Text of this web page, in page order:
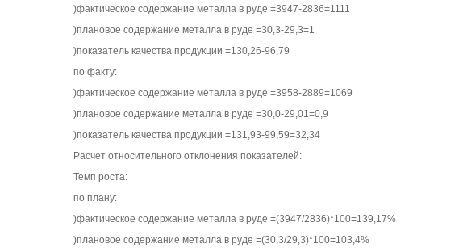
)фактическое содержание металла в руде =3947-2836=1111
)плановое содержание металла в руде =30,3-29,3=1
)показатель качества продукции =130,26-96,79
по факту:
)фактическое содержание металла в руде =3958-2889=1069
)плановое содержание металла в руде =30,0-29,01=0,9
)показатель качества продукции =131,93-99,59=32,34
Расчет относительного отклонения показателей:
Темп роста:
по плану:
)фактическое содержание металла в руде =(3947/2836)*100=139,17%
)плановое содержание металла в руде =(30,3/29,3)*100=103,4%